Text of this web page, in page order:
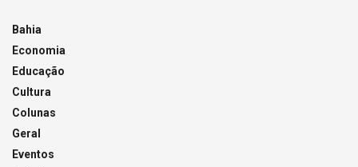
Bahia
Economia
Educação
Cultura
Colunas
Geral
Eventos